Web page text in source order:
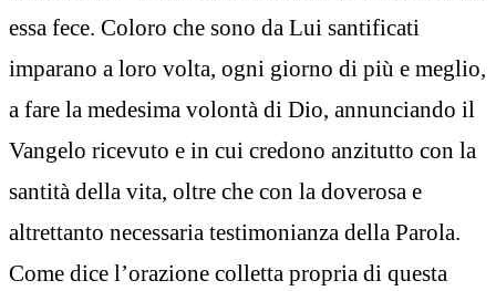
essa fece. Coloro che sono da Lui santificati
imparano a loro volta, ogni giorno di più e meglio,
a fare la medesima volontà di Dio, annunciando il
Vangelo ricevuto e in cui credono anzitutto con la
santità della vita, oltre che con la doverosa e
altrettanto necessaria testimonianza della Parola.
Come dice l’orazione colletta propria di questa